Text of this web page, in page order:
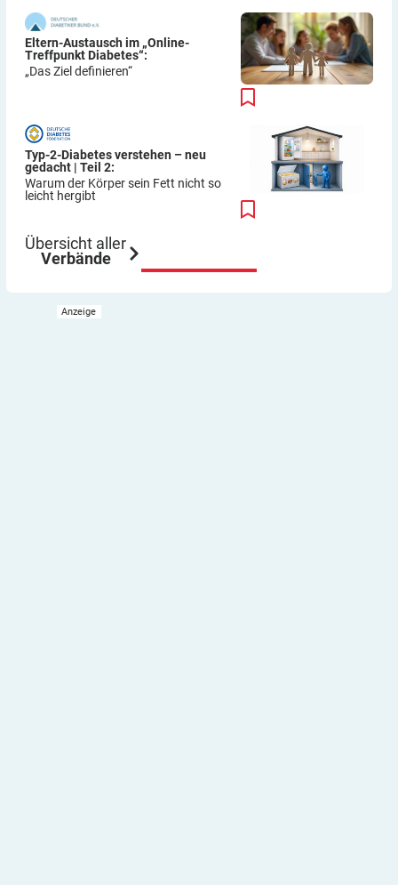
Eltern-Austausch im „Online-
Treffpunkt Diabetes“:
„Das Ziel definieren“
Typ-2-Diabetes verstehen – neu
gedacht | Teil 2:
Warum der Körper sein Fett nicht so
leicht hergibt
Übersicht aller
Verbände